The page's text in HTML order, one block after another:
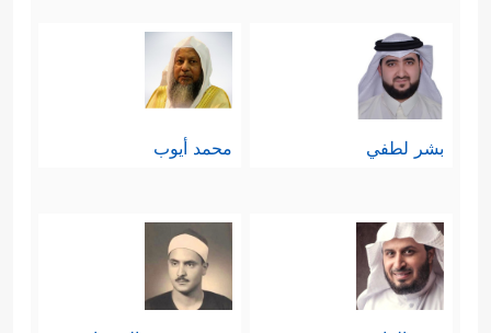
رَحِمۡنَـٰهُمۡ وَكَشَفۡنَا مَا بِهِم مِّن ضُرࣲّ لَّلَجُّواْ فِی طُغۡیَـٰنِهِمۡ
یَعۡمَهُونَ﴿٧٥﴾
عَلَیۡهِم بَابࣰا ذَا عَذَابࣲ شَدِیدٍ إِذَا هُمۡ فِیهِ مُبۡلِسُونَ﴾
والشواهد على هذا كثيرة، وأوضحها ما
بشر لطفي محمد أيوب